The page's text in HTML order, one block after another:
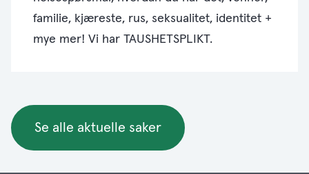
familie, kjæreste, rus, seksualitet, identitet +
mye mer! Vi har TAUSHETSPLIKT.
Se alle aktuelle saker